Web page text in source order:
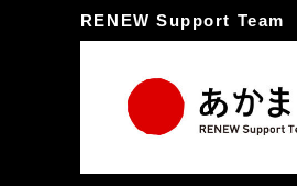
RENEW Support Team